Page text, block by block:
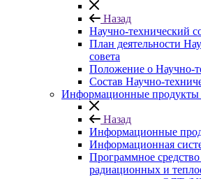
Назад
Научно-технический
План деятельности
совета
Положение о Научно-
Состав Научно-
Информационные продукты
Назад
Информационные
Информационная
Программное
радиационных и